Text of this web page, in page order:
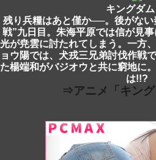
キングダ
残り兵糧はあと僅か──。後がな
戦”九日目。朱海平原では信が見
光が尭雲に討たれてしまう。一方
ョウ陽では、犬戎三兄弟討伐作戦
た楊端和がバジオウと共に窮地に
は!!?
⇒アニメ「キン